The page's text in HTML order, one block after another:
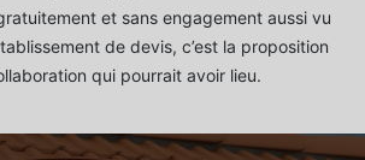
et sans engagement aussi vu
de devis, c’est la proposition
qui pourrait avoir lieu.